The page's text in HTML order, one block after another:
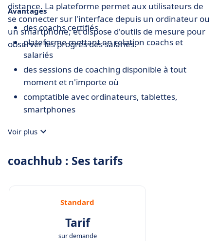
distance. La plateforme permet aux utilisateurs de
se connecter sur l'interface depuis un ordinateur ou
un smartphone, et dispose d'outils de mesure pour
observer les progrès des salariés.
Avantages
des coachs certifiés
plateforme mettant en relation coachs et
salariés
des sessions de coaching disponible à tout
moment et n'importe où
comptatible avec ordinateurs, tablettes,
smartphones
Voir plus
coachhub : Ses tarifs
Standard
Tarif
sur demande